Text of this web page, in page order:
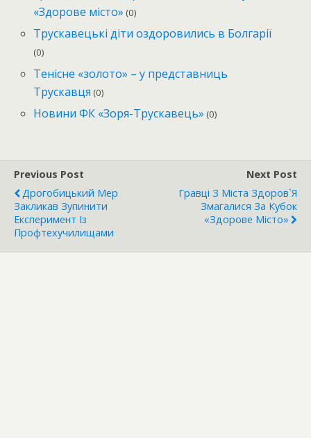
«Здорове місто» (0)
Трускавецькі діти оздоровились в Болгарії
(0)
Тенісне «золото» – у представниць
Трускавця (0)
Новини ФК «Зоря-Трускавець» (0)
Previous Post
Дрогобицький Мер
Закликав Зупинити
Експеримент Із
Профтехучилищами
Next Post
Гравці З Міста Здоров`я
Змагалися За Кубок
«Здорове Місто»